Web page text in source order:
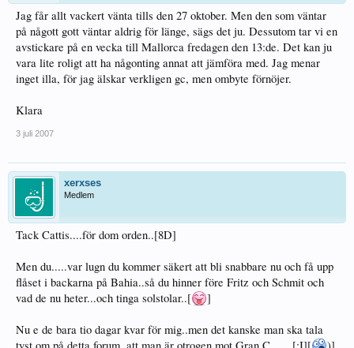
Jag får allt vackert vänta tills den 27 oktober. Men den som väntar
på någott gott väntar aldrig för länge, sägs det ju. Dessutom tar vi en
avstickare på en vecka till Mallorca fredagen den 13:de. Det kan ju
vara lite roligt att ha någonting annat att jämföra med. Jag menar
inget illa, för jag älskar verkligen gc, men ombyte förnöjer.
Klara
3 juli 2007
xerxses
Medlem
Tack Cattis....för dom orden..[8D]
Men du.....var lugn du kommer säkert att bli snabbare nu och få upp
flåset i backarna på Bahia..så du hinner före Fritz och Schmit och
vad de nu heter...och tinga solstolar..[
]
Nu e de bara tio dagar kvar för mig..men det kanske man ska tala